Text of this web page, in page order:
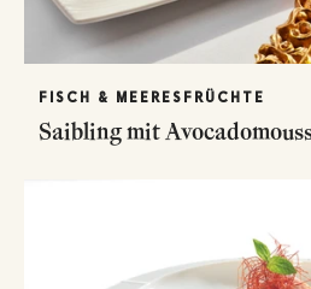
FISCH & MEERESFRÜCHTE
Saibling mit